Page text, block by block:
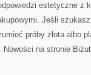
estetyczne z
Jeśli
próby złota albo
na stronie